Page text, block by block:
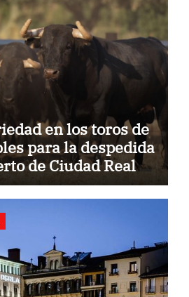
en los toros de
para la despedida
de Ciudad Real y
de Luque y